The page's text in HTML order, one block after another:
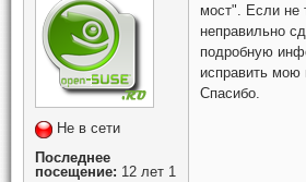
Не в сети
Последнее
посещение: 12 лет 1
мост". Если не
неправильно
подробную
исправить мою
Спасибо.